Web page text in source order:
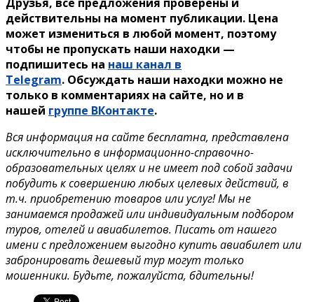
действительны на момент публикации. Цена
может измениться в любой момент, поэтому
чтобы не пропускать наши находки —
подпишитесь на наш канал в
Telegram. Обсуждать наши находки можно не
только в комментариях на сайте, но и в
нашей группе ВКонтакте.
Вся информация на сайте бесплатна, представлена
исключительно в информационно-справочно-
образовательных целях и не имеет под собой задачи
побудить к совершению любых целевых действий, в
т.ч. приобретению товаров или услуг! Мы не
занимаемся продажей или индивидуальным подбором
туров, отелей и авиабилетов. Писать от нашего
имени с предложением выгодно купить авиабилет или
забронировать дешевый тур могут только
мошенники. Будьте, пожалуйста, бдительны!